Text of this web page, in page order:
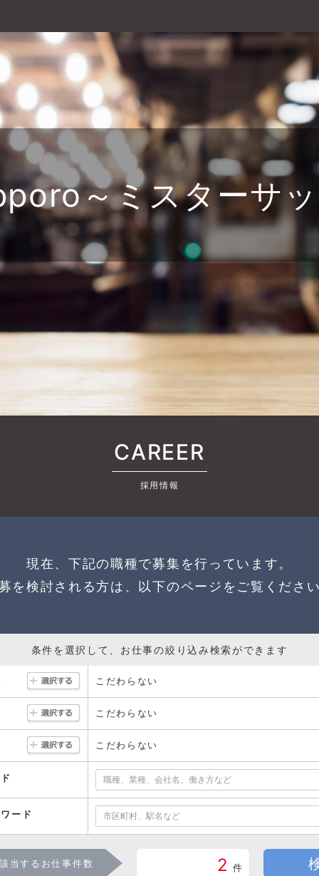
～ミスターサ
CAREER
採用情報
現在、下記の職種で募集を行っています。
を検討される方は、以下のページをご覧くださ
条件を選択して、お仕事の絞り込み検索ができます
こだわらない
こだわらない
こだわらない
ード
当するお仕事件数 2 件